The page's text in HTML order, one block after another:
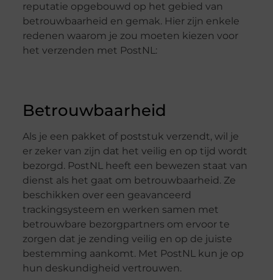
reputatie opgebouwd op het gebied van
betrouwbaarheid en gemak. Hier zijn enkele
redenen waarom je zou moeten kiezen voor
het verzenden met PostNL:
Betrouwbaarheid
Als je een pakket of poststuk verzendt, wil je
er zeker van zijn dat het veilig en op tijd wordt
bezorgd. PostNL heeft een bewezen staat van
dienst als het gaat om betrouwbaarheid. Ze
beschikken over een geavanceerd
trackingsysteem en werken samen met
betrouwbare bezorgpartners om ervoor te
zorgen dat je zending veilig en op de juiste
bestemming aankomt. Met PostNL kun je op
hun deskundigheid vertrouwen.